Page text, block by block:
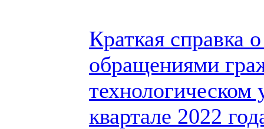
Краткая справка
обращениями
технологическом
квартале 2022